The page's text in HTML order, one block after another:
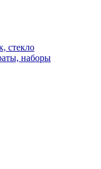
стекло
наборы